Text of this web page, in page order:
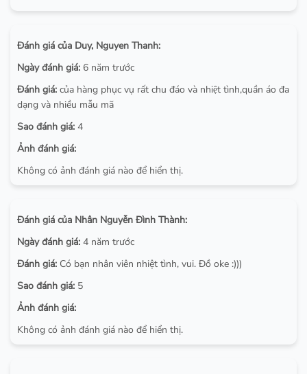
Đánh giá của Duy, Nguyen Thanh:
Ngày đánh giá: 6 năm trước
Đánh giá: của hàng phục vụ rất chu đáo và nhiệt tình,quần áo đa
dạng và nhiều mẫu mã
Sao đánh giá: 4
Ảnh đánh giá:
Không có ảnh đánh giá nào để hiển thị.
Đánh giá của Nhân Nguyễn Đình Thành:
Ngày đánh giá: 4 năm trước
Đánh giá: Có bạn nhân viên nhiệt tình, vui. Đồ oke :)))
Sao đánh giá: 5
Ảnh đánh giá:
Không có ảnh đánh giá nào để hiển thị.